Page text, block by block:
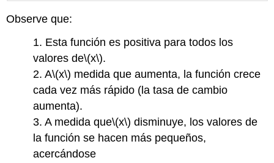
Observe que:
1. Esta función es positiva para todos los
valores de\(x\).
2. A\(x\) medida que aumenta, la función crece
cada vez más rápido (la tasa de cambio
aumenta).
3. A medida que\(x\) disminuye, los valores de
la función se hacen más pequeños,
acercándose